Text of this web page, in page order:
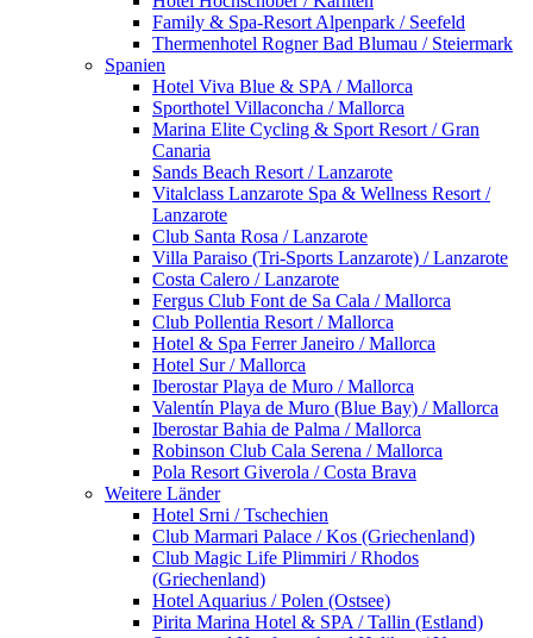
Family & Spa-Resort Alpenpark / Seefeld
Thermenhotel Rogner Bad Blumau / Steiermark
Spanien
Hotel Viva Blue & SPA / Mallorca
Sporthotel Villaconcha / Mallorca
Marina Elite Cycling & Sport Resort / Gran
Canaria
Sands Beach Resort / Lanzarote
Vitalclass Lanzarote Spa & Wellness Resort /
Lanzarote
Club Santa Rosa / Lanzarote
Villa Paraiso (Tri-Sports Lanzarote) / Lanzarote
Costa Calero / Lanzarote
Fergus Club Font de Sa Cala / Mallorca
Club Pollentia Resort / Mallorca
Hotel & Spa Ferrer Janeiro / Mallorca
Hotel Sur / Mallorca
Iberostar Playa de Muro / Mallorca
Valentín Playa de Muro (Blue Bay) / Mallorca
Iberostar Bahia de Palma / Mallorca
Robinson Club Cala Serena / Mallorca
Pola Resort Giverola / Costa Brava
Weitere Länder
Hotel Srni / Tschechien
Club Marmari Palace / Kos (Griechenland)
Club Magic Life Plimmiri / Rhodos
(Griechenland)
Hotel Aquarius / Polen (Ostsee)
Pirita Marina Hotel & SPA / Tallin (Estland)